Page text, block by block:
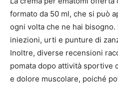
formato da 50 ml, che si può
ogni volta che ne hai
iniezioni, urti e punture di
Inoltre, diverse recensioni
pomata dopo attività sportive
e dolore muscolare, poiché